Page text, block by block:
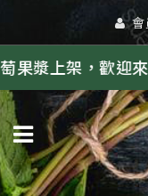
會
迎來電詢價 點擊